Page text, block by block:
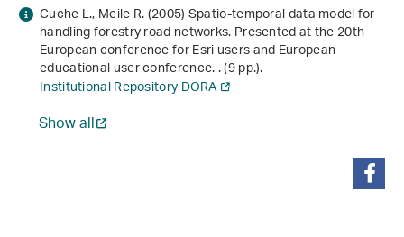
Cuche L., Meile R. (2005) Spatio-temporal data model for
handling forestry road networks. Presented at the 20th
European conference for Esri users and European
educational user conference. . (9 pp.).
Institutional Repository DORA
Show all